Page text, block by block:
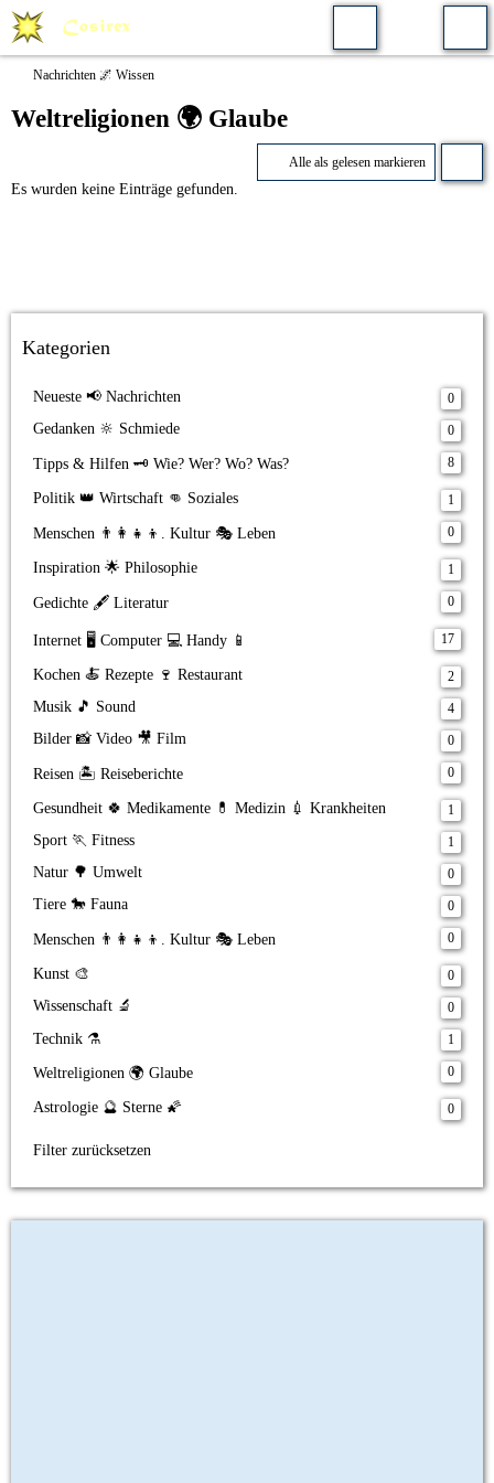
Nachrichten 🌌 Wissen
Weltreligionen 🌍 Glaube
Alle als gelesen markieren
Es wurden keine Einträge gefunden.
Kategorien
Neueste 📢 Nachrichten 0
Gedanken 🔆 Schmiede 0
Tipps & Hilfen 🗝️ Wie? Wer? Wo? Was? 8
Politik 👑 Wirtschaft 👊 Soziales 1
Menschen 👨‍👩‍👧‍👦. Kultur 🎭 Leben 0
Inspiration 🌟 Philosophie 1
Gedichte 🖋️ Literatur 0
Internet 🖥️ Computer 💻 Handy 📱 17
Kochen 🍝 Rezepte 🍷 Restaurant 2
Musik 🎵 Sound 4
Bilder 📸 Video 🎥 Film 0
Reisen 🏝️ Reiseberichte 0
Gesundheit 🍀 Medikamente 💊 Medizin 💉 Krankheiten 1
Sport 🏃 Fitness 1
Natur 🌳 Umwelt 0
Tiere 🐎 Fauna 0
Menschen 👨‍👩‍👧‍👦. Kultur 🎭 Leben 0
Kunst 🎨 0
Wissenschaft 🔬 0
Technik ⚗️ 1
Weltreligionen 🌍 Glaube 0
Astrologie 🔮 Sterne 🌠 0
Filter zurücksetzen